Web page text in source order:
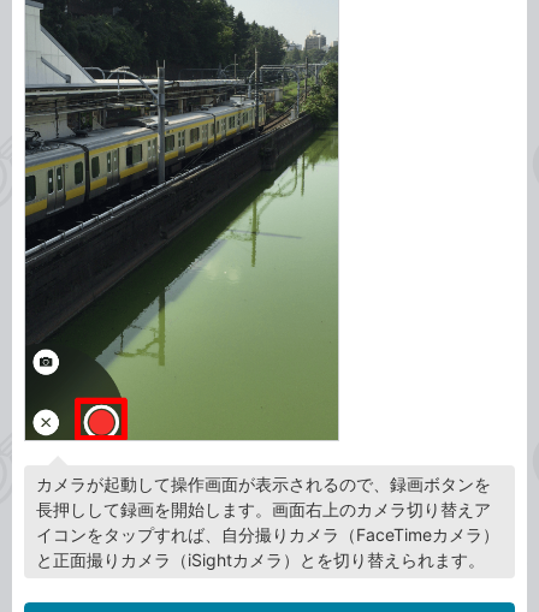
カメラが起動して操作画面が表示されるので、録画ボタンを
長押しして録画を開始します。画面右上のカメラ切り替えア
イコンをタップすれば、自分撮りカメラ（FaceTimeカメラ）
と正面撮りカメラ（iSightカメラ）とを切り替えられます。